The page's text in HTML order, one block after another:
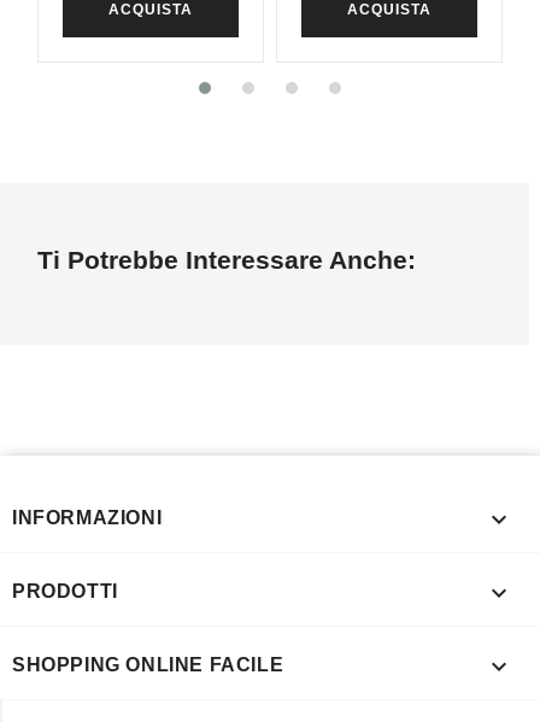
ACQUISTA ACQUISTA
Ti Potrebbe Interessare Anche:
INFORMAZIONI 
PRODOTTI 
SHOPPING ONLINE FACILE 